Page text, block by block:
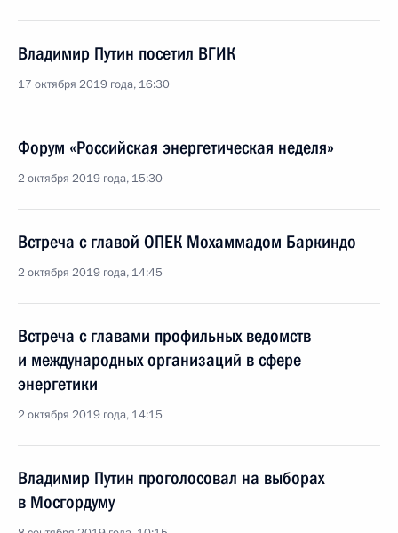
Владимир Путин посетил ВГИК
17 октября 2019 года, 16:30
Форум «Российская энергетическая неделя»
2 октября 2019 года, 15:30
Встреча с главой ОПЕК Мохаммадом Баркиндо
2 октября 2019 года, 14:45
Встреча с главами профильных ведомств
и международных организаций в сфере
энергетики
2 октября 2019 года, 14:15
Владимир Путин проголосовал на выборах
в Мосгордуму